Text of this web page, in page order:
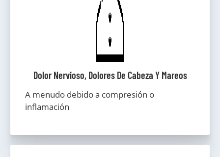
Dolor Nervioso, Dolores De Cabeza Y Mareos
A menudo debido a compresión o
inflamación